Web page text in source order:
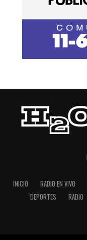
INICIO RADIO EN VIVO
DEPORTES
RADIO